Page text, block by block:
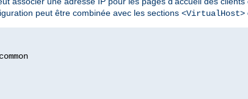
peut être combinée avec les sections <VirtualHost>